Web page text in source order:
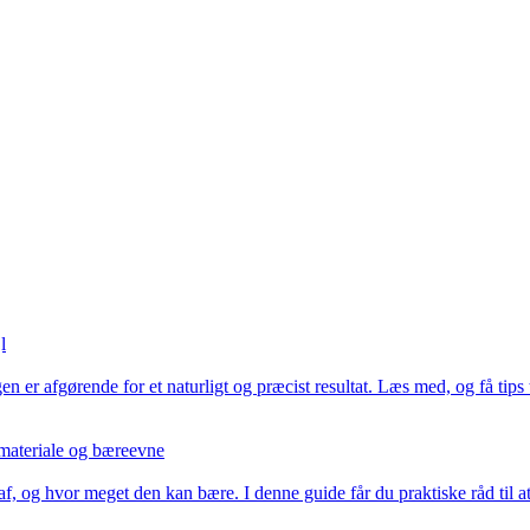
er afgørende for et naturligt og præcist resultat. Læs med, og få
og bæreevne
hvor meget den kan bære. I denne guide får du praktiske råd til